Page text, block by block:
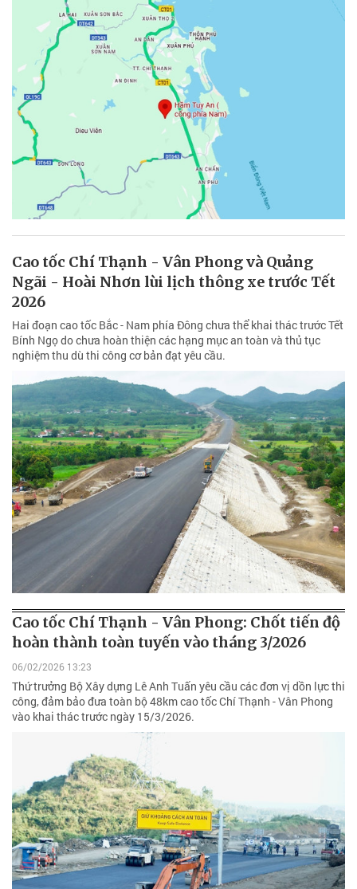
Cao tốc Chí Thạnh - Vân Phong và Quảng
Ngãi - Hoài Nhơn lùi lịch thông xe trước Tết
2026
Hai đoạn cao tốc Bắc - Nam phía Đông chưa thể khai thác trước Tết
Bính Ngọ do chưa hoàn thiện các hạng mục an toàn và thủ tục
nghiệm thu dù thi công cơ bản đạt yêu cầu.
Cao tốc Chí Thạnh - Vân Phong: Chốt tiến độ
hoàn thành toàn tuyến vào tháng 3/2026
06/02/2026 13:23
Thứ trưởng Bộ Xây dựng Lê Anh Tuấn yêu cầu các đơn vị dồn lực thi
công, đảm bảo đưa toàn bộ 48km cao tốc Chí Thạnh - Vân Phong
vào khai thác trước ngày 15/3/2026.